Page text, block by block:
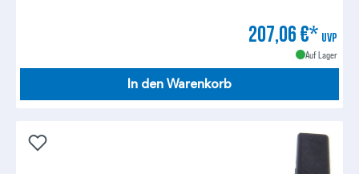
207,06 €* UVP
Auf Lager
In den Warenkorb